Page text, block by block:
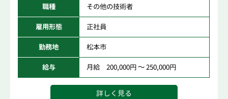
職種 その他の技術者
雇用形態 正社員
勤務地 松本市
給与 月給 200,000円 ～ 250,000円
詳しく見る